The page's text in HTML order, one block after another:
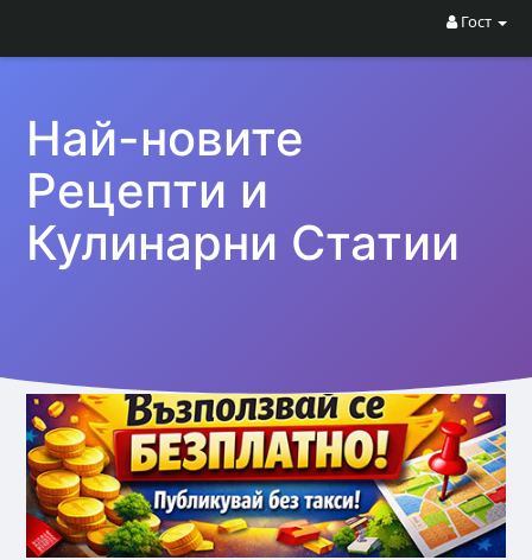
Гост
Най-новите
Рецепти и
Кулинарни Статии